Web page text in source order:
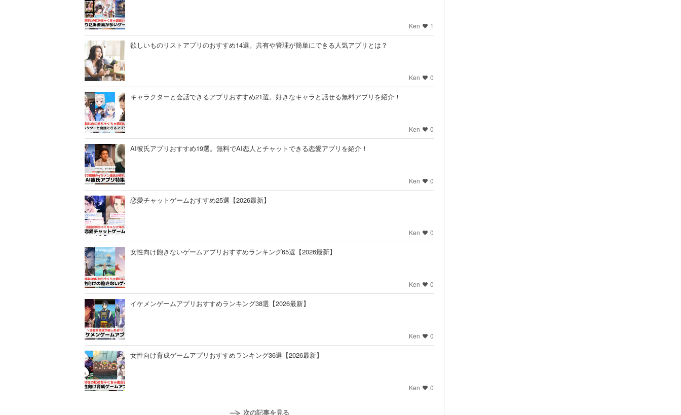
Ken 1
欲しいものリストアプリのおすすめ14選。共有や管理が簡単にできる人気アプリとは？
Ken 0
キャラクターと会話できるアプリおすすめ21選。好きなキャラと話せる無料アプリを紹介！
Ken 0
AI彼氏アプリおすすめ19選。無料でAI恋人とチャットできる恋愛アプリを紹介！
Ken 0
恋愛チャットゲームおすすめ25選【2026最新】
Ken 0
女性向け飽きないゲームアプリおすすめランキング65選【2026最新】
Ken 0
イケメンゲームアプリおすすめランキング38選【2026最新】
Ken 0
女性向け育成ゲームアプリおすすめランキング36選【2026最新】
Ken 0
次の記事を見る